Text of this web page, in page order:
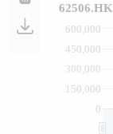
0
150,000
300,000
450,000
600,000